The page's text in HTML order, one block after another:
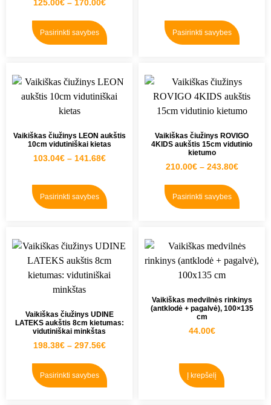
125.00€ – 170.00€
Pasirinkti savybes Pasirinkti savybes
Vaikiškas čiužinys LEON aukštis
10cm vidutiniškai kietas
103.04€ – 141.68€
Pasirinkti savybes
Vaikiškas čiužinys ROVIGO
4KIDS aukštis 15cm vidutinio
kietumo
210.00€ – 243.80€
Pasirinkti savybes
Vaikiškas čiužinys UDINE
LATEKS aukštis 8cm kietumas:
vidutiniškai minkštas
198.38€ – 297.56€
Pasirinkti savybes
Vaikiškas medvilnės rinkinys
(antklodė + pagalvė), 100×135
cm
44.00€
Į krepšelį